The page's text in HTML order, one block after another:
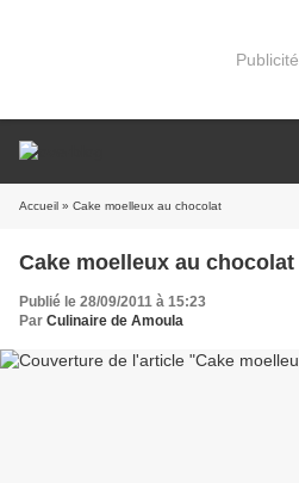
Publicité
Accueil » Cake moelleux au chocolat
Cake moelleux au chocolat
Publié le 28/09/2011 à 15:23
Par Culinaire de Amoula